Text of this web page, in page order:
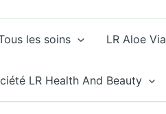
les soins LR Aloe Via
LR Health And Beauty